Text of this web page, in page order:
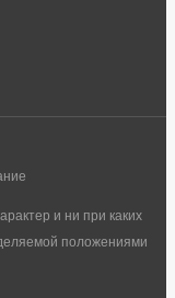
и ни при каких
положениями